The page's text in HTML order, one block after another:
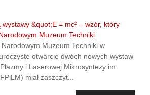
Muzeum Techniki w
otwarcie dwóch nowych wystaw
i Laserowej Mikrosyntezy im.
miał zaszczyt...